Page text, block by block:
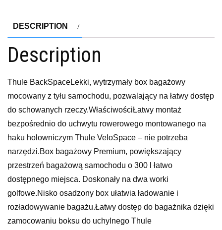
DESCRIPTION
Description
Thule BackSpaceLekki, wytrzymały box bagażowy
mocowany z tyłu samochodu, pozwalający na łatwy dostęp
do schowanych rzeczy.WłaściwościŁatwy montaż
bezpośrednio do uchwytu rowerowego montowanego na
haku holowniczym Thule VeloSpace – nie potrzeba
narzędzi.Box bagażowy Premium, powiększający
przestrzeń bagażową samochodu o 300 l łatwo
dostępnego miejsca. Doskonały na dwa worki
golfowe.Nisko osadzony box ułatwia ładowanie i
rozładowywanie bagażu.Łatwy dostęp do bagażnika dzięki
zamocowaniu boksu do uchylnego Thule